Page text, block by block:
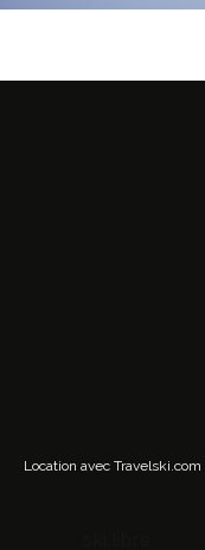
Location avec Travelski.com